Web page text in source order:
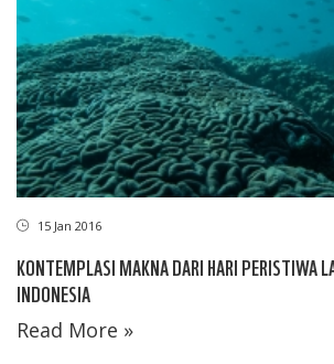
15 Jan 2016
KONTEMPLASI MAKNA DARI HARI PERISTIWA
INDONESIA
Read More »